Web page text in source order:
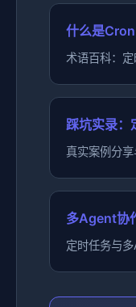
什么是Cron
术语百科：
踩坑实录：
真实案例分
多Agent协
定时任务与